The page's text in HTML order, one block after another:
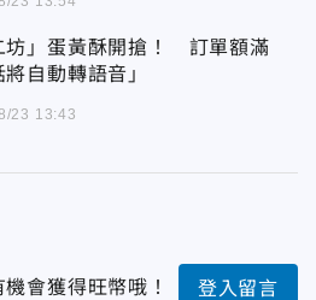
坊」蛋黃酥開搶！ 訂單額滿
將自動轉語音」
23 13:43
會獲得旺幣哦！ 登入留言